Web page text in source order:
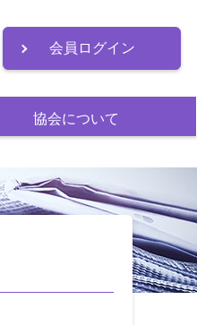
会員ログイン
協会について